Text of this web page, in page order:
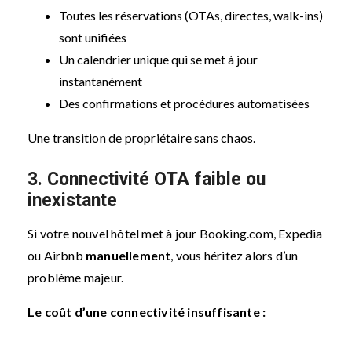
Toutes les réservations (OTAs, directes, walk-ins)
sont unifiées
Un calendrier unique qui se met à jour
instantanément
Des confirmations et procédures automatisées
Une transition de propriétaire sans chaos.
3. Connectivité OTA faible ou
inexistante
Si votre nouvel hôtel met à jour Booking.com, Expedia
ou Airbnb manuellement, vous héritez alors d’un
problème majeur.
Le coût d’une connectivité insuffisante :